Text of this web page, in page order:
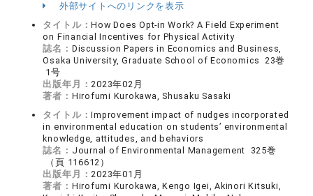
外部サイトへのリンクを表示
タイトル：How Does Opt-in Work? A Field Experiment
on Financial Incentives for Physical Activity
誌名： Discussion Papers in Economics and Business,
Osaka University, Graduate School of Economics 23巻
1号
出版年月：2023年02月
著者： Hirofumi Kurokawa, Shusaku Sasaki
タイトル：Improvement impact of nudges incorporated
in environmental education on students’ environmental
knowledge, attitudes, and behaviors
誌名： Journal of Environmental Management 325巻
（頁 116612）
出版年月：2023年01月
著者： Hirofumi Kurokawa, Kengo Igei, Akinori Kitsuki,